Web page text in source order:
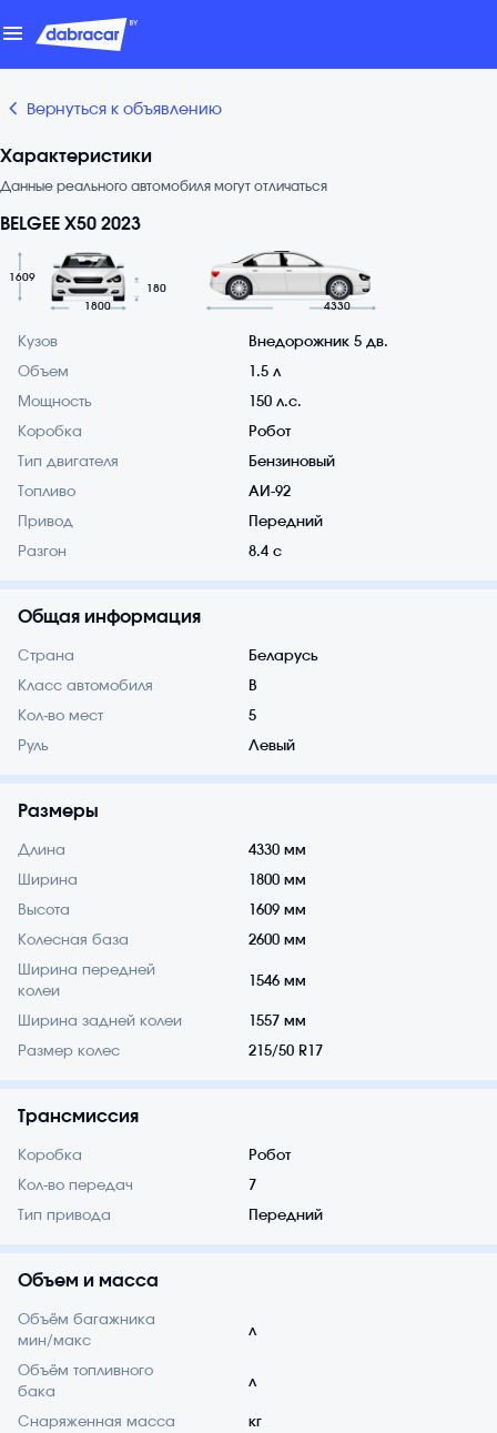
menu
chevron_backward Вернуться к объявлению
Характеристики
Данные реального автомобиля могут отличаться
BELGEE X50 2023
1800
1609
180
4330
Кузов Внедорожник 5 дв.
Объем 1.5 л
Мощность 150 л.с.
Коробка Робот
Тип двигателя Бензиновый
Топливо АИ-92
Привод Передний
Разгон 8.4 с
Общая информация
Страна Беларусь
Класс автомобиля B
Кол-во мест 5
Руль Левый
Размеры
Длина 4330 мм
Ширина 1800 мм
Высота 1609 мм
Колесная база 2600 мм
Ширина передней
колеи
1546 мм
Ширина задней колеи 1557 мм
Размер колес 215/50 R17
Трансмиссия
Коробка Робот
Кол-во передач 7
Тип привода Передний
Объем и масса
Объём багажника
мин/макс
л
Объём топливного
бака
л
Снаряженная масса кг